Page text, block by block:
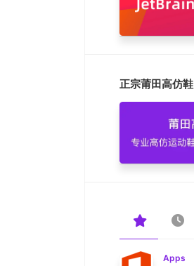
正宗莆田高仿鞋
Apps